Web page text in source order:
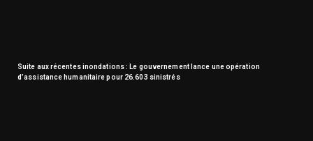
Suite aux récentes inondations : Le gouvernement lance une opération
d’assistance humanitaire pour 26.603 sinistrés